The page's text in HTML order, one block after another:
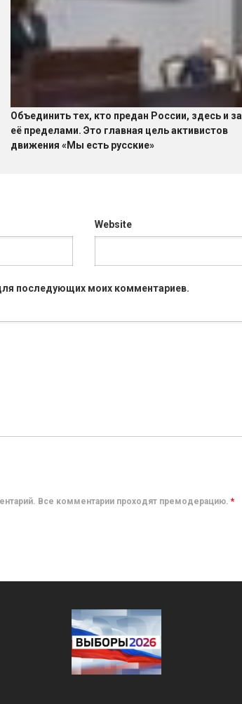
Объединить тех, кто предан России, здесь и за
её пределами. Это главная цель активистов
движения «Мы есть русские»
Website
последующих моих комментариев.
Все комментарии проходят премодерацию. *